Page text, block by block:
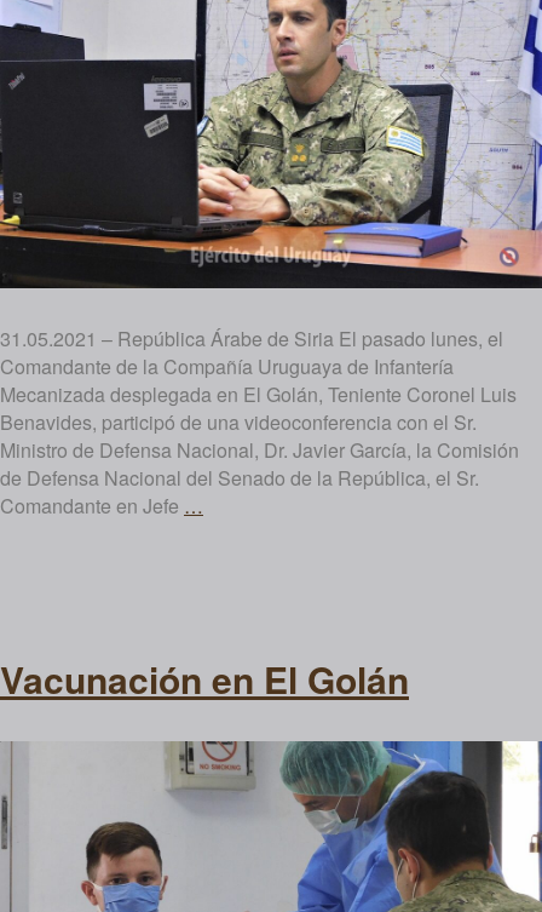
31.05.2021 – República Árabe de Siria El pasado lunes, el
Comandante de la Compañía Uruguaya de Infantería
Mecanizada desplegada en El Golán, Teniente Coronel Luis
Benavides, participó de una videoconferencia con el Sr.
Ministro de Defensa Nacional, Dr. Javier García, la Comisión
de Defensa Nacional del Senado de la República, el Sr.
Comandante en Jefe …
Vacunación en El Golán